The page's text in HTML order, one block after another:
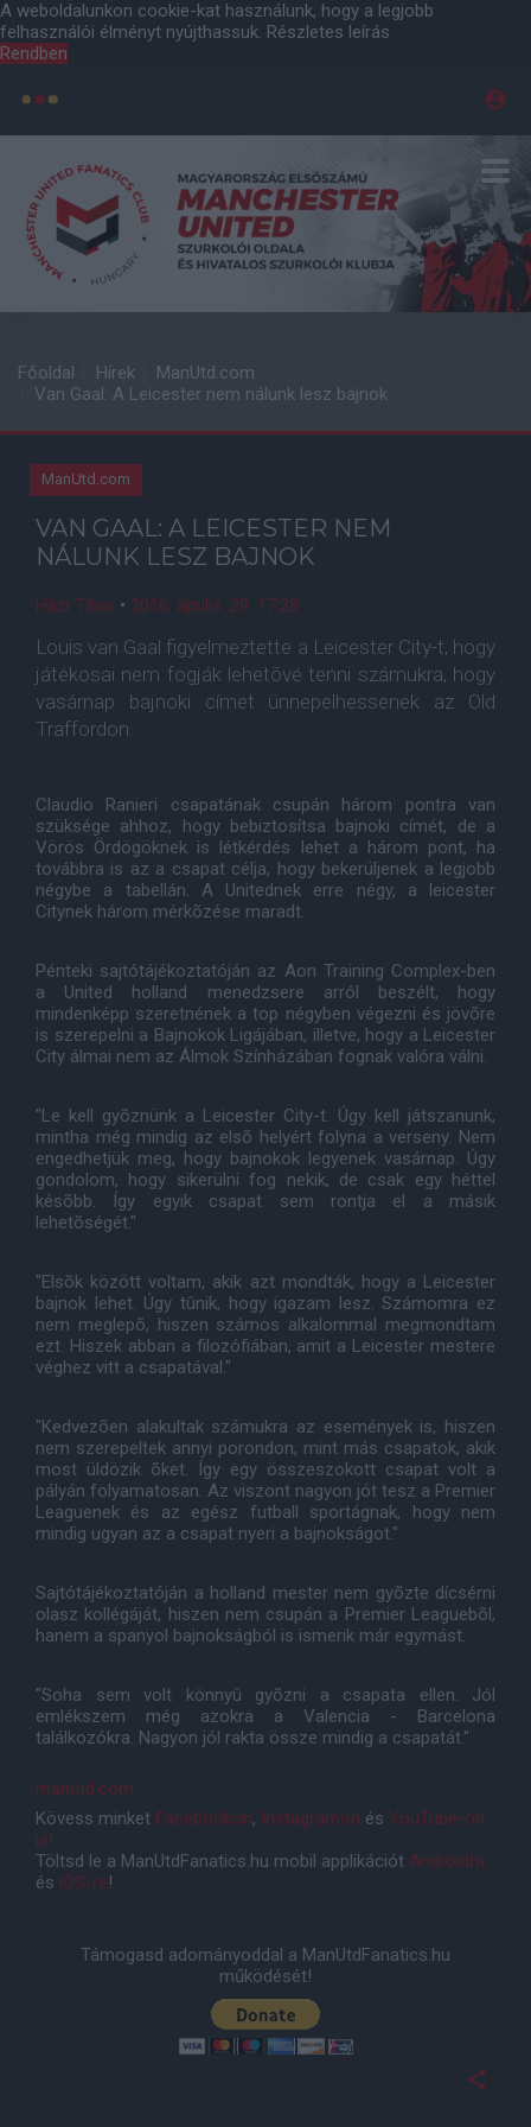
A weboldalunkon cookie-kat használunk, hogy a legjobb
felhasználói élményt nyújthassuk. Részletes leírás
Rendben
Főoldal Hírek
ManUtd.com
Van Gaal: A Leicester nem nálunk lesz bajnok
ManUtd.com
VAN GAAL: A LEICESTER NEM
NÁLUNK LESZ BAJNOK
Házi Tibor • 2016. április. 29. 17:28
Louis van Gaal figyelmeztette a Leicester City-t, hogy
játékosai nem fogják lehetõvé tenni számukra, hogy
vasárnap bajnoki címet ünnepelhessenek az Old
Traffordon.
Claudio Ranieri csapatának csupán három pontra van
szüksége ahhoz, hogy bebiztosítsa bajnoki címét, de a
Vörös Ördögöknek is létkérdés lehet a három pont, ha
továbbra is az a csapat célja, hogy bekerüljenek a legjobb
négybe a tabellán. A Unitednek erre négy, a leicester
Citynek három mérkõzése maradt.
Pénteki sajtótájékoztatóján az Aon Training Complex-ben
a United holland menedzsere arról beszélt, hogy
mindenképp szeretnének a top négyben végezni és jövõre
is szerepelni a Bajnokok Ligájában, illetve, hogy a Leicester
City álmai nem az Álmok Színházában fognak valóra válni.
"Le kell gyõznünk a Leicester City-t. Úgy kell játszanunk,
mintha még mindig az elsõ helyért folyna a verseny. Nem
engedhetjük meg, hogy bajnokok legyenek vasárnap. Úgy
gondolom, hogy sikerülni fog nekik, de csak egy héttel
késõbb. Így egyik csapat sem rontja el a másik
lehetõségét."
"Elsõk között voltam, akik azt mondták, hogy a Leicester
bajnok lehet. Úgy tûnik, hogy igazam lesz. Számomra ez
nem meglepõ, hiszen számos alkalommal megmondtam
ezt. Hiszek abban a filozófiában, amit a Leicester mestere
véghez vitt a csapatával."
"Kedvezõen alakultak számukra az események is, hiszen
nem szerepeltek annyi porondon, mint más csapatok, akik
most üldözik õket. Így egy összeszokott csapat volt a
pályán folyamatosan. Az viszont nagyon jót tesz a Premier
Leaguenek és az egész futball sportágnak, hogy nem
mindig ugyan az a csapat nyeri a bajnokságot."
Sajtótájékoztatóján a holland mester nem gyõzte dícsérni
olasz kollégáját, hiszen nem csupán a Premier Leaguebõl,
hanem a spanyol bajnokságból is ismerik már egymást.
"Soha sem volt könnyû gyõzni a csapata ellen. Jól
emlékszem még azokra a Valencia - Barcelona
találkozókra. Nagyon jól rakta össze mindig a csapatát."
manutd.com
Kövess minket Facebookon, Instagramon és YouTube-on
is!
Töltsd le a ManUtdFanatics.hu mobil applikációt Androidra
és iOS-re!
Támogasd adományoddal a ManUtdFanatics.hu
működését!